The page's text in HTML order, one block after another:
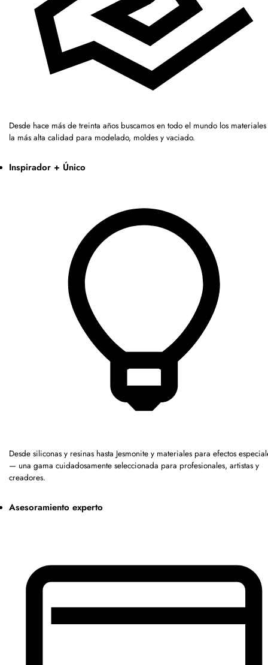
Desde hace más de treinta años buscamos en todo el mundo los
la más alta calidad para modelado, moldes y vaciado.
Inspirador + Único
Desde siliconas y resinas hasta Jesmonite y materiales para efectos
— una gama cuidadosamente seleccionada para profesionales, artistas y
creadores.
Asesoramiento experto